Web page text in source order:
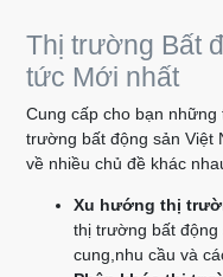
Thị trường Bất
tức Mới nhất
Cung cấp cho bạn
trường bất động sản Việt
về nhiều chủ đề khác
Xu hướng thị
thị trường bất động
cung,nhu cầu và